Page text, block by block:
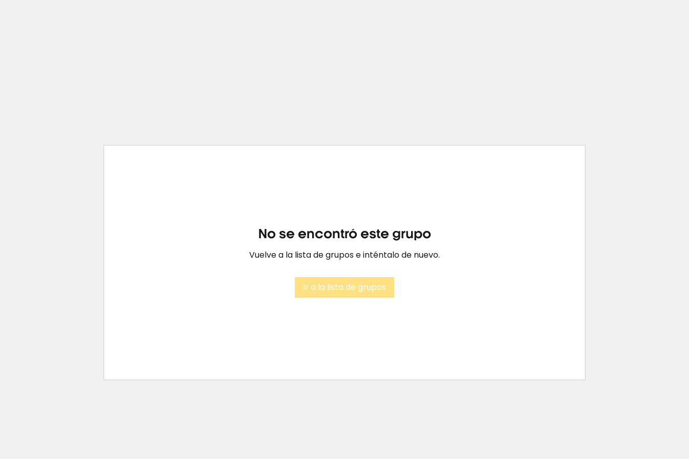
No se encontró este grupo
Vuelve a la lista de grupos e inténtalo de nuevo.
Ir a la lista de grupos